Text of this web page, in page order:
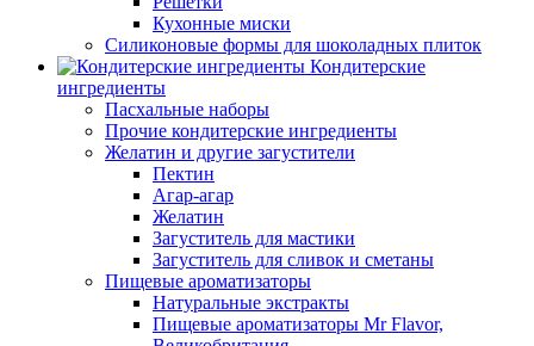
Кухонные миски
Силиконовые формы для шоколадных плиток
Кондитерские
ингредиенты
Пасхальные наборы
Прочие кондитерские ингредиенты
Желатин и другие загустители
Пектин
Агар-агар
Желатин
Загуститель для мастики
Загуститель для сливок и сметаны
Пищевые ароматизаторы
Натуральные экстракты
Пищевые ароматизаторы Mr Flavor,